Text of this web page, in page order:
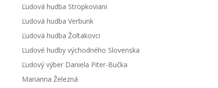
Ľudová hudba Stropkoviani
Ľudová hudba Verbunk
Ľudová hudba Žoltakovci
Ľudové hudby východného Slovenska
Ľudový výber Daniela Piter-Bučka
Marianna Železná